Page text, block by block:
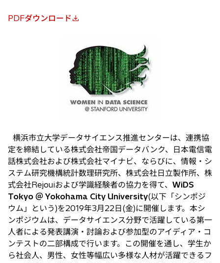
PDFダウンロード
新
横浜市立大学データサイエンス推進センターは、連携協
定を締結している株式会社帝国データバンク、日本電信電
話株式会社および株式会社マイナビ、ならびに、情報・シ
ステム研究機構統計数理研究所、株式会社日立製作所、株
式会社Rejouiおよび学識経験者の協力を得て、 WiDS
Tokyo ＠ Yokohama City University(以下「シンポジ
ウム」という)を2019年3月22日(金)に開催します。本シ
ンポジウムは、データサイエンス分野で活躍している第一
人者による発表講演・討論および参加型のアイディア・コ
ンテストの二部構成で行います。この開催を通し、学生か
ら社会人、男性、女性等幅広い多様な人材が活躍できるフ